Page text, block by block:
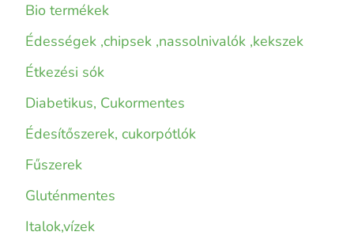
Bio termékek
Édességek ,chipsek ,nassolnivalók ,kekszek
Étkezési sók
Diabetikus, Cukormentes
Édesítőszerek, cukorpótlók
Fűszerek
Gluténmentes
Italok,vízek